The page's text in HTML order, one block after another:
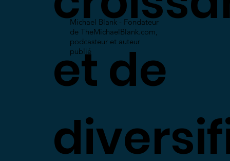
s
tot
Michael Blank - Fondateur
de TheMichaelBlank.com,
podcasteur et auteur
publié
et de